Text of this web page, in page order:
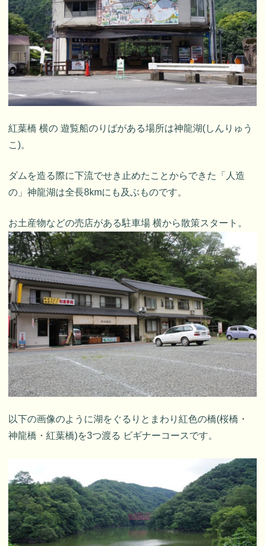
紅葉橋 横の 遊覧船のりばがある場所は神龍湖(しんりゅう
こ)。
ダムを造る際に下流でせき止めたことからできた「人造
の」神龍湖は全長8kmにも及ぶものです。
お土産物などの売店がある駐車場 横から散策スタート。
以下の画像のように湖をぐるりとまわり紅色の橋(桜橋・
神龍橋・紅葉橋)を3つ渡る ビギナーコースです。